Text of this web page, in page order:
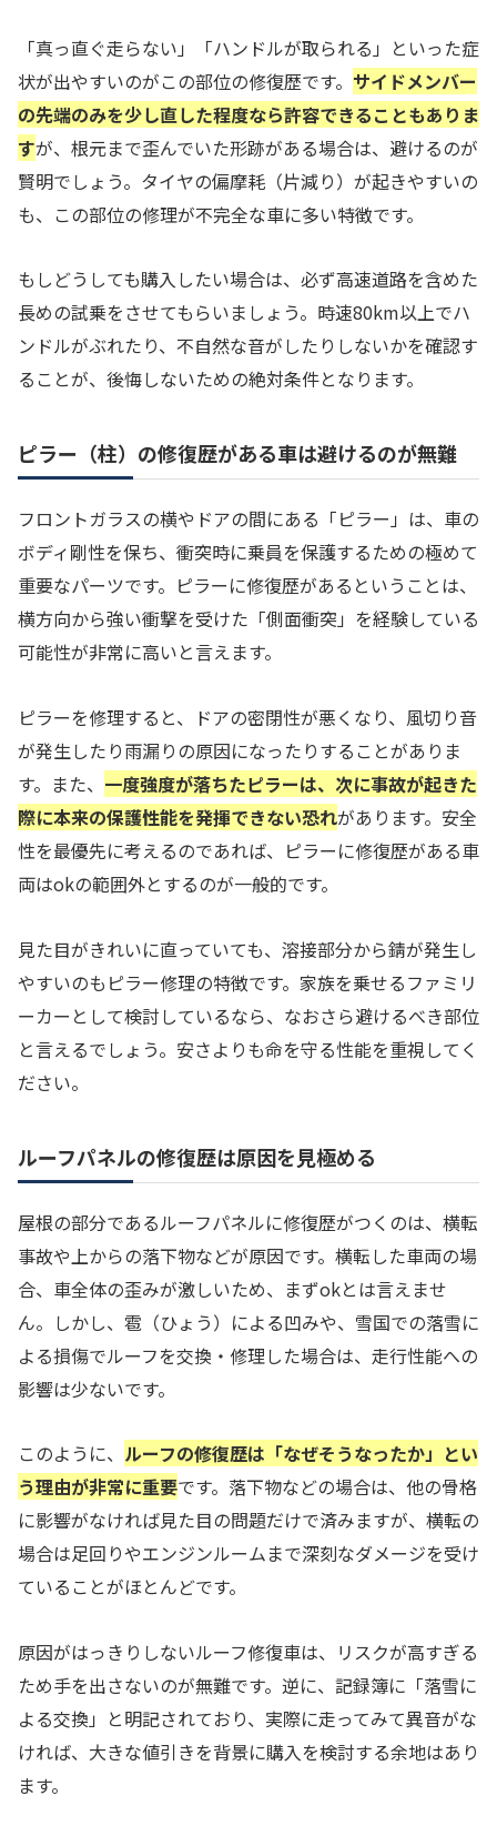
「真っ直ぐ走らない」「ハンドルが取られる」といった症
状が出やすいのがこの部位の修復歴です。 サイドメンバー
の先端のみを少し直した程度なら許容できることもありま
すが、根元まで歪んでいた形跡がある場合は、避けるのが
賢明でしょう。タイヤの偏摩耗（片減り）が起きやすいの
も、この部位の修理が不完全な車に多い特徴です。
もしどうしても購入したい場合は、必ず高速道路を含めた
長めの試乗をさせてもらいましょう。時速80km以上でハ
ンドルがぶれたり、不自然な音がしたりしないかを確認す
ることが、後悔しないための絶対条件となります。
ピラー（柱）の修復歴がある車は避けるのが無難
フロントガラスの横やドアの間にある「ピラー」は、車の
ボディ剛性を保ち、衝突時に乗員を保護するための極めて
重要なパーツです。ピラーに修復歴があるということは、
横方向から強い衝撃を受けた「側面衝突」を経験している
可能性が非常に高いと言えます。
ピラーを修理すると、ドアの密閉性が悪くなり、風切り音
が発生したり雨漏りの原因になったりすることがありま
す。また、 一度強度が落ちたピラーは、次に事故が起きた
際に本来の保護性能を発揮できない恐れがあります。安全
性を最優先に考えるのであれば、ピラーに修復歴がある車
両はokの範囲外とするのが一般的です。
見た目がきれいに直っていても、溶接部分から錆が発生し
やすいのもピラー修理の特徴です。家族を乗せるファミリ
ーカーとして検討しているなら、なおさら避けるべき部位
と言えるでしょう。安さよりも命を守る性能を重視してく
ださい。
ルーフパネルの修復歴は原因を見極める
屋根の部分であるルーフパネルに修復歴がつくのは、横転
事故や上からの落下物などが原因です。横転した車両の場
合、車全体の歪みが激しいため、まずokとは言えませ
ん。しかし、雹（ひょう）による凹みや、雪国での落雪に
よる損傷でルーフを交換・修理した場合は、走行性能への
影響は少ないです。
このように、 ルーフの修復歴は「なぜそうなったか」とい
う理由が非常に重要です。落下物などの場合は、他の骨格
に影響がなければ見た目の問題だけで済みますが、横転の
場合は足回りやエンジンルームまで深刻なダメージを受け
ていることがほとんどです。
原因がはっきりしないルーフ修復車は、リスクが高すぎる
ため手を出さないのが無難です。逆に、記録簿に「落雪に
よる交換」と明記されており、実際に走ってみて異音がな
ければ、大きな値引きを背景に購入を検討する余地はあり
ます。